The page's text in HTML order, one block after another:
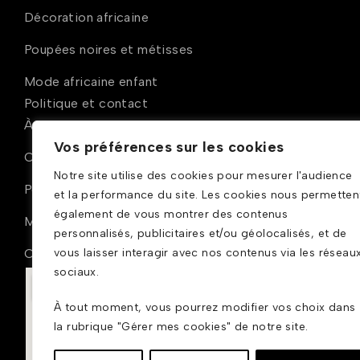
Vos préférences sur les cookies
Notre site utilise des cookies pour mesurer l'audience
et la performance du site. Les cookies nous
également de vous montrer des contenus
personnalisés, publicitaires et/ou géolocalisés, et de
vous laisser interagir avec nos contenus via les
sociaux.
À tout moment, vous pourrez modifier vos choix dans
la rubrique "Gérer mes cookies" de notre site.
Décoration africaine
Poupées noires et métisses
Mode africaine enfant
Politique et contact
À propos
Conditions générales de ventes
Politique de confidentialité
Mentions légales
Contact